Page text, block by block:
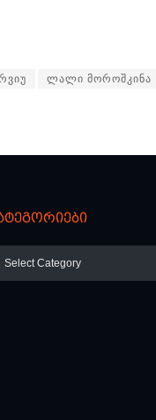
ლალი მოროშკინა